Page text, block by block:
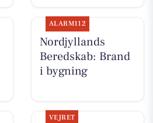
ALARM112
Nordjyllands
Beredskab: Brand
i bygning
VEJRET